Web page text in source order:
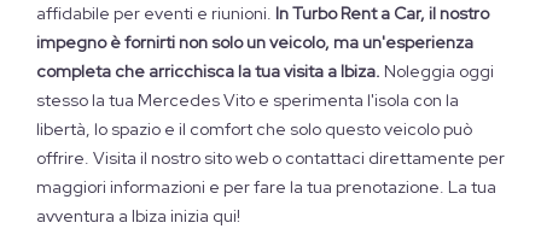
affidabile per eventi e riunioni. In Turbo Rent a Car, il nostro
impegno è fornirti non solo un veicolo, ma un'esperienza
completa che arricchisca la tua visita a Ibiza. Noleggia oggi
stesso la tua Mercedes Vito e sperimenta l'isola con la
libertà, lo spazio e il comfort che solo questo veicolo può
offrire. Visita il nostro sito web o contattaci direttamente per
maggiori informazioni e per fare la tua prenotazione. La tua
avventura a Ibiza inizia qui!